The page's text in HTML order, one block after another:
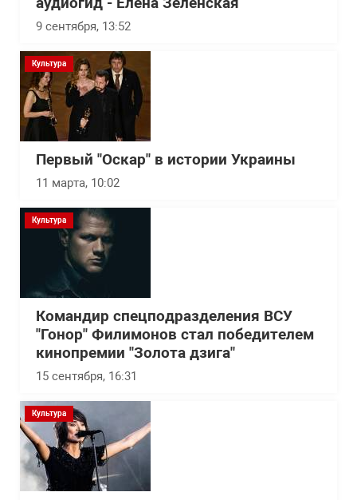
9 сентября, 13:52
Культура
Первый "Оскар" в истории Украины
11 марта, 10:02
Культура
Командир спецподразделения ВСУ
"Гонор" Филимонов стал победителем
кинопремии "Золота дзига"
15 сентября, 16:31
Культура